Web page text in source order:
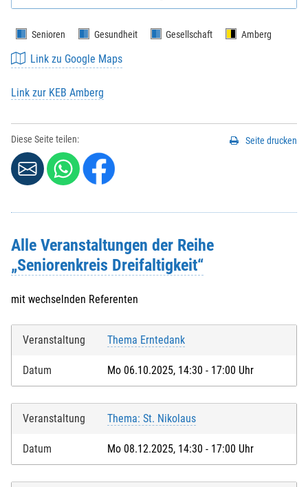
Senioren Gesundheit Gesellschaft Amberg
Link zu Google Maps
Link zur KEB Amberg
Diese Seite teilen: Seite drucken
Alle Veranstaltungen der Reihe
„Seniorenkreis Dreifaltigkeit“
mit wechselnden Referenten
Veranstaltung Thema Erntedank
Datum Mo 06.10.2025, 14:30 - 17:00 Uhr
Veranstaltung Thema: St. Nikolaus
Datum Mo 08.12.2025, 14:30 - 17:00 Uhr